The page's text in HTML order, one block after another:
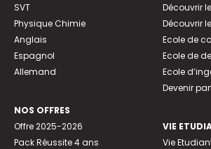
SVT
Physique Chimie
Anglais
Espagnol
Allemand
NOS OFFRES
Offre 2025-2026
Pack Réussite 4 ans
Découvrir
Découvrir
Ecole de
Ecole de
Ecole
Devenir
VIE
Vie